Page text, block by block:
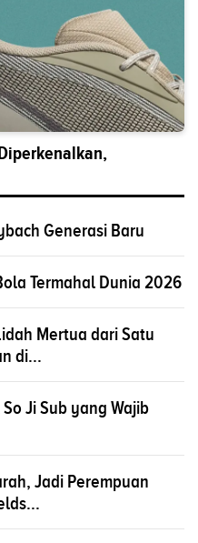
Generasi Baru
Termahal Dunia 2026
Mertua dari Satu
di...
Ji Sub yang Wajib
Jadi Perempuan